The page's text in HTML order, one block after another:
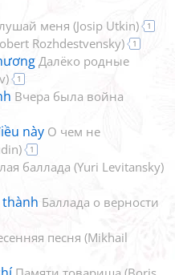
меня (Josip Utkin) 1
Rozhdestvensky) 1
Далёко родные
) 1
Вчера была война
này О чем не
) 1
баллада (Yuri Levitansky)
thành Баллада о верности
песня (Mikhail